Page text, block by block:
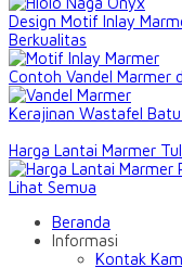
Design Motif Inlay
Berkualitas
Contoh Vandel Marmer
Kerajinan Wastafel
Harga Lantai Marmer
Lihat Semua
Beranda
Informasi
Kontak